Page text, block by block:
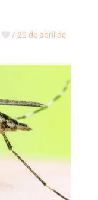
/20 de abril de